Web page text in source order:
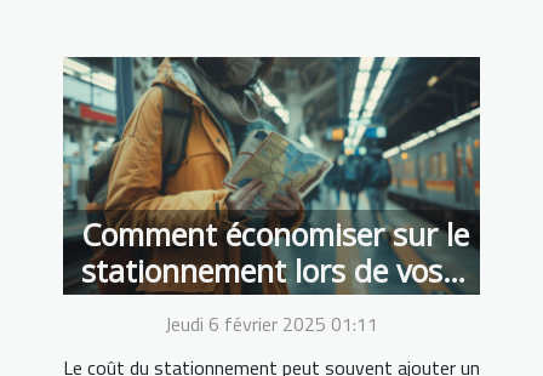
Comment économiser sur le
stationnement lors de vos
voyages en train
Jeudi 6 février 2025 01:11
Le coût du stationnement peut souvent ajouter un